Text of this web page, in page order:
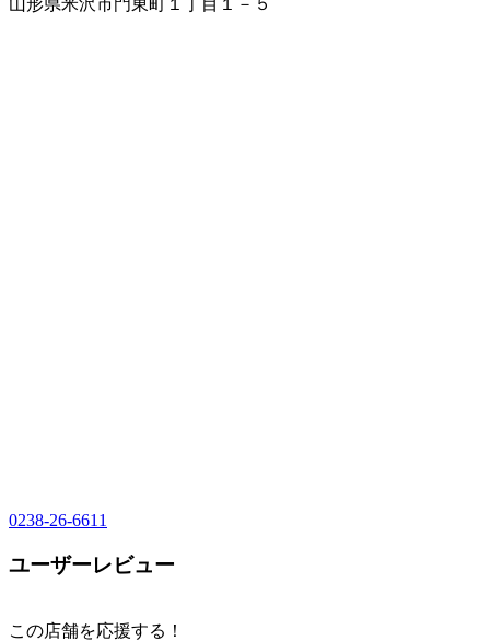
山形県米沢市門東町１丁目１－５
0238-26-6611
ユーザーレビュー
この店舗を応援する！